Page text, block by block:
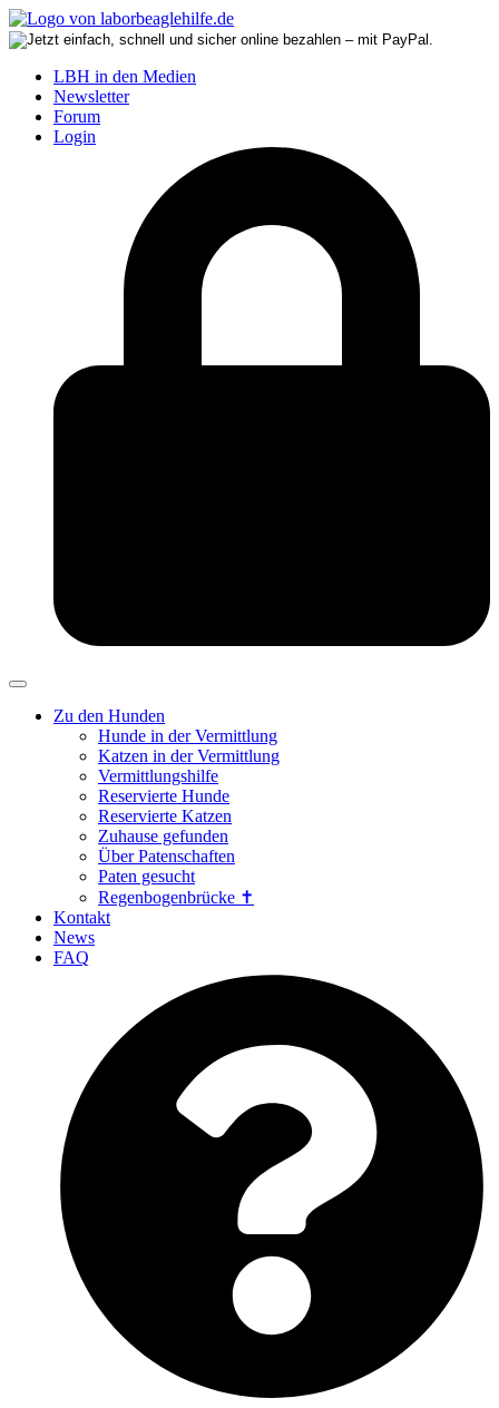
LBH in den Medien
Newsletter
Forum
Login
Zu den Hunden
Hunde in der Vermittlung
Katzen in der Vermittlung
Vermittlungshilfe
Reservierte Hunde
Reservierte Katzen
Zuhause gefunden
Über Patenschaften
Paten gesucht
Regenbogenbrücke ✝
Kontakt
News
FAQ